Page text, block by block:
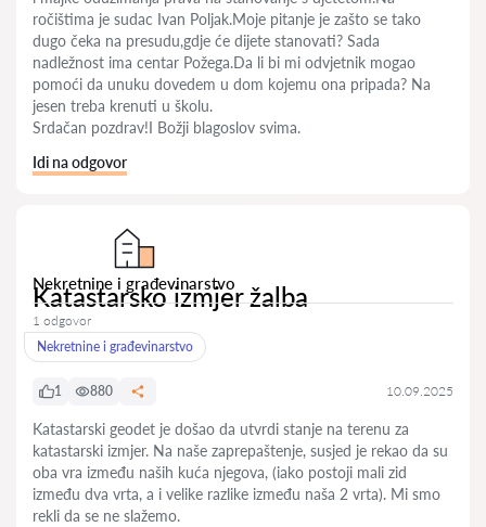
ročištima je sudac Ivan Poljak.Moje pitanje je zašto se tako
dugo čeka na presudu,gdje će dijete stanovati? Sada
nadležnost ima centar Požega.Da li bi mi odvjetnik mogao
pomoći da unuku dovedem u dom kojemu ona pripada? Na
jesen treba krenuti u školu.
Srdačan pozdrav!I Božji blagoslov svima.
Idi na odgovor
Nekretnine i građevinarstvo
Katastarsko izmjer žalba
1 odgovor
Nekretnine i građevinarstvo
1 880 10.09.2025
Katastarski geodet je došao da utvrdi stanje na terenu za
katastarski izmjer. Na naše zaprepaštenje, susjed je rekao da su
oba vra između naših kuća njegova, (iako postoji mali zid
između dva vrta, a i velike razlike između naša 2 vrta). Mi smo
rekli da se ne slažemo.